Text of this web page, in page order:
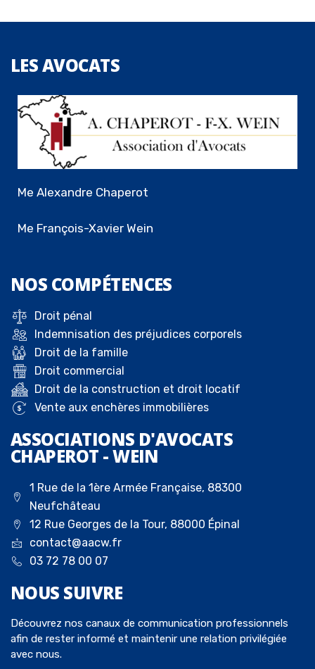
LESAVOCATS
Me Alexandre Chaperot
Me François-Xavier Wein
NOS COMPÉTENCES
Droit pénal
Indemnisation des préjudices corporels
Droit de la famille
Droit commercial
Droit de la construction et droit locatif
Vente aux enchères immobilières
ASSOCIATIONS D'AVOCATS
CHAPEROT - WEIN
1 Rue de la 1ère Armée Française, 88300
Neufchâteau
12 Rue Georges de la Tour, 88000 Épinal
contact@aacw.fr
03 72 78 00 07
NOUS SUIVRE
Découvrez nos canaux de communication professionnels
afin de rester informé et maintenir une relation privilégiée
avec nous.